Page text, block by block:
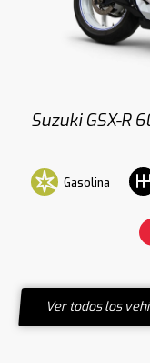
Suzuki GSX-R
Gasolina
Ver todos los